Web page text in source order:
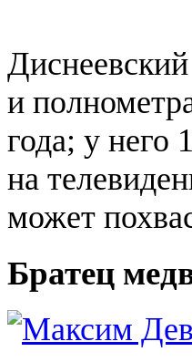
и
года; у него
на
может
Братец